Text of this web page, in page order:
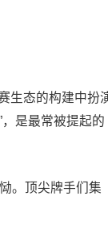
生态的构建中扮
是最常被提起的
。顶尖牌手们集